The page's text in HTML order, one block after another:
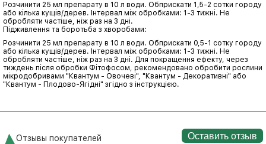
Розчинити 25 мл препарату в 10 л води. Обприскати 1,5-2 сотки городу
або кілька кущів/дерев. Інтервал між обробками: 1-3 тижні. Не
обробляти частіше, ніж раз на 3 дні.
Підживлення та боротьба з хворобами:
Розчинити 25 мл препарату в 10 л води. Обприскати 0,5-1 сотку городу
або кілька кущів/дерев. Інтервал між обробками: 1-3 тижні. Не
обробляти частіше, ніж раз на 3 дні. Для покращення ефекту, через
тиждень після обробки Фітофосом, рекомендовано обробити рослини
мікродобривами "Квантум - Овочеві", "Квантум - Декоративні" або
"Квантум - Плодово-Ягідні" згідно з інструкцією.
Оставить отзыв
Отзывы покупателей